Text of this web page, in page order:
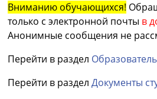
Вниманию обучающихся!
только с электронной почты в
Анонимные сообщения не
Перейти в раздел
Перейти в разделДокументы